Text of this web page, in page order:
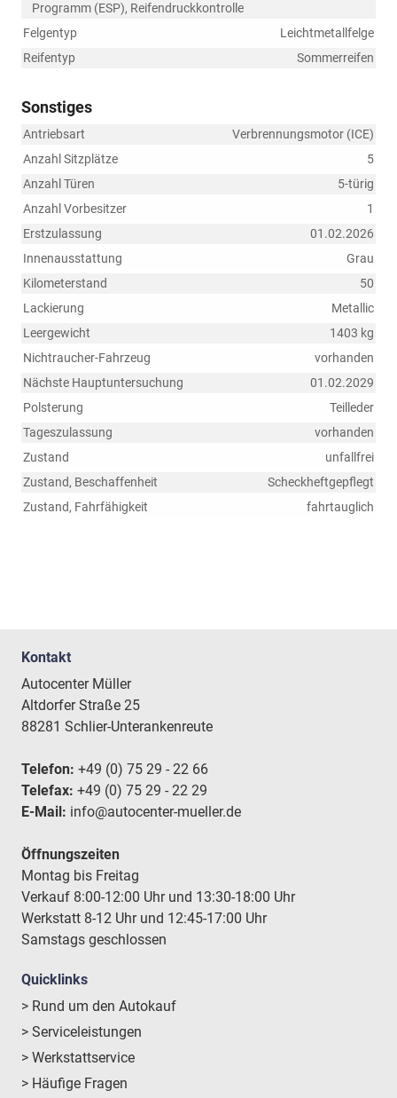
Programm (ESP), Reifendruckkontrolle
Felgentyp
Leichtmetallfelge
Reifentyp
Sommerreifen
Sonstiges
Antriebsart
Verbrennungsmotor (ICE)
Anzahl Sitzplätze
5
Anzahl Türen
5-türig
Anzahl Vorbesitzer
1
Erstzulassung
01.02.2026
Innenausstattung
Grau
Kilometerstand
50
Lackierung
Metallic
Leergewicht
1403 kg
Nichtraucher-Fahrzeug
vorhanden
Nächste Hauptuntersuchung
01.02.2029
Polsterung
Teilleder
Tageszulassung
vorhanden
Zustand
unfallfrei
Zustand, Beschaffenheit
Scheckheftgepflegt
Zustand, Fahrfähigkeit
fahrtauglich
Kontakt
Autocenter Müller
Altdorfer Straße 25
88281 Schlier-Unterankenreute
Telefon: +49 (0) 75 29 - 22 66
Telefax: +49 (0) 75 29 - 22 29
E-Mail: info@autocenter-mueller.de
Öffnungszeiten
Montag bis Freitag
Verkauf 8:00-12:00 Uhr und 13:30-18:00 Uhr
Werkstatt 8-12 Uhr und 12:45-17:00 Uhr
Samstags geschlossen
Quicklinks
> Rund um den Autokauf
> Serviceleistungen
> Werkstattservice
> Häufige Fragen